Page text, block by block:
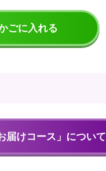
ごに入れる
届けコース」について